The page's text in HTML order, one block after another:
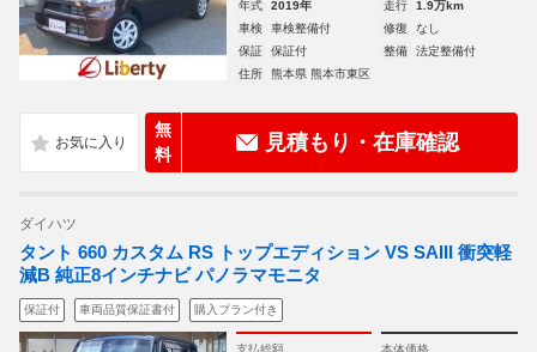
年式 2019年 走行
1.9万km
車検
車検整備付 修復
なし
保証
保証付 整備
法定整備付
住所
熊本県 熊本市東区
無
料
見積もり・在庫確認
ダイハツ
タント 660 カスタム RS トップエディション VS SAIII 衝突軽
減B 純正8インチナビ パノラマモニタ
保証付 車両品質保証書付 購入プラン付き
支払総額 本体価格